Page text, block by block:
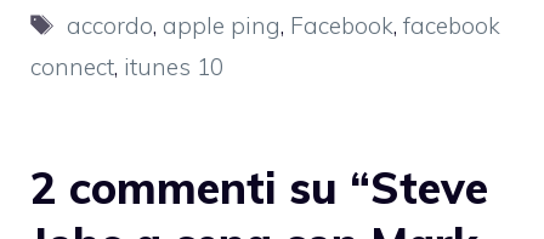
Tag
accordo, apple ping, Facebook,facebook
connect, itunes 10
2 commenti su “Steve